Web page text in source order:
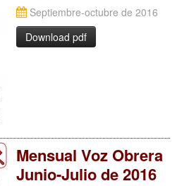
Septiembre-octubre de 2016
Download pdf
Mensual Voz Obrera
Junio-Julio de 2016